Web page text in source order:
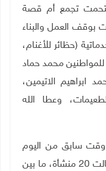
تجمع أم قصة
بوقف العمل والبناء
وخدماتية (حظائر للأغنام،
للمواطنين محمد حماد
ابراهيم الاتيمين،
وعطا الله
سابق من اليوم
عملية هدم واسعة في مسافر يطا، طالت 20 منشأة، ما بين